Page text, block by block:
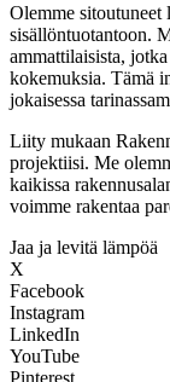
Olemme sitoutuneet
sisällöntuotantoon.
ammattilaisista,
kokemuksia. Tämä
jokaisessa
Liity mukaan
projektiisi. Me
kaikissa
voimme rakentaa
Jaa ja levitä lämpöä
X
Facebook
Instagram
LinkedIn
YouTube